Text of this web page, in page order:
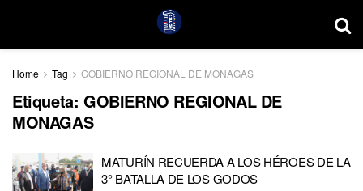
Home Tag GOBIERNO REGIONAL DE MONAGAS
Etiqueta: GOBIERNO REGIONAL DE
MONAGAS
MATURÍN RECUERDA A LOS HÉROES DE LA
3° BATALLA DE LOS GODOS